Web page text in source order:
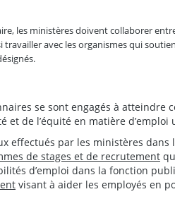
les ministères doivent collaborer
travailler avec les organismes qui
se sont engagés à
et de l’équité en matière d’emploi
effectués par les ministères
de stages et de recrutement
d’emploi dans la fonction
visant à aider les employés en